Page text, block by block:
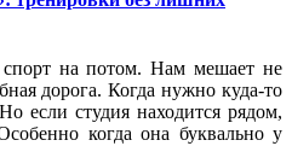
на потом. Нам мешает не
дорога. Когда нужно куда-то
если студия находится рядом,
когда она буквально у